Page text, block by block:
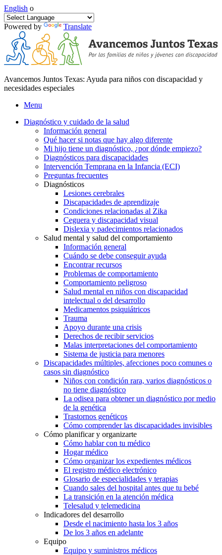
English o
Powered by Translate
Avancemos Juntos Texas: Ayuda para niños con discapacidad y
necesidades especiales
Menu
Diagnóstico y cuidado de la salud
Información general
Qué hacer si notas que hay algo diferente
Mi hijo tiene un diagnóstico, ¿por dónde empiezo?
Diagnósticos para discapacidades
Intervención Temprana en la Infancia (ECI)
Preguntas frecuentes
Diagnósticos
Lesiones cerebrales
Discapacidades de aprendizaje
Condiciones relacionadas al Zika
Ceguera y discapacidad visual
Dislexia y padecimientos relacionados
Salud mental y salud del comportamiento
Información general
Cuándo se debe conseguir ayuda
Encontrar recursos
Problemas de comportamiento
Comportamiento peligroso
Salud mental en niños con discapacidad
intelectual o del desarrollo
Medicamentos psiquiátricos
Trauma
Apoyo durante una crisis
Derechos de recibir servicios
Malas interpretaciones del comportamiento
Sistema de justicia para menores
Discapacidades múltiples, afecciones poco comunes o
casos sin diagnóstico
Niños con condición rara, varios diagnósticos o
no tiene diagnóstico
La odisea para obtener un diagnóstico por medio
de la genética
Trastornos genéticos
Cómo comprender las discapacidades invisibles
Cómo planificar y organizarte
Cómo hablar con tu médico
Hogar médico
Cómo organizar los expedientes médicos
El registro médico electrónico
Glosario de especialidades y terapias
Cuando sales del hospital antes que tu bebé
La transición en la atención médica
Telesalud y telemedicina
Indicadores del desarrollo
Desde el nacimiento hasta los 3 años
De los 3 años en adelante
Equipo
Equipo y suministros médicos